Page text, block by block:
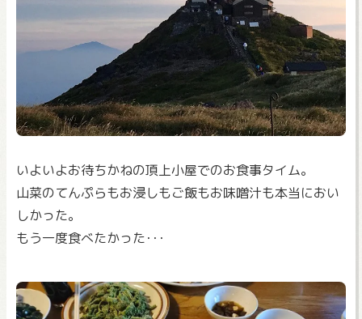
いよいよお待ちかねの頂上小屋でのお食事タイム。
山菜のてんぷらもお浸しもご飯もお味噌汁も本当におい
しかった。
もう一度食べたかった･･･